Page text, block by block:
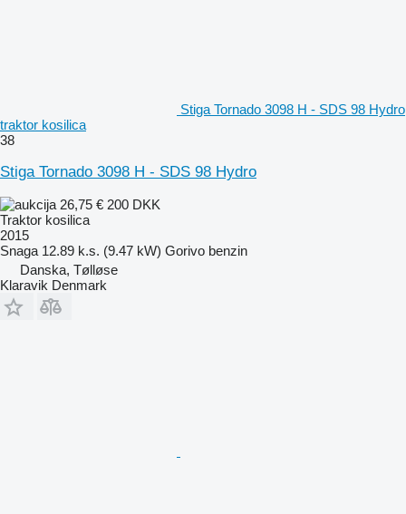
Stiga Tornado 3098 H - SDS 98 Hydro
traktor kosilica
38
Stiga Tornado 3098 H - SDS 98 Hydro
26,75 € 200 DKK
Traktor kosilica
2015
Snaga 12.89 k.s. (9.47 kW) Gorivo benzin
Danska, Tølløse
Klaravik Denmark